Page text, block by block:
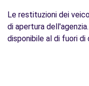
Le restituzioni dei
di apertura
disponibile al di fuori di